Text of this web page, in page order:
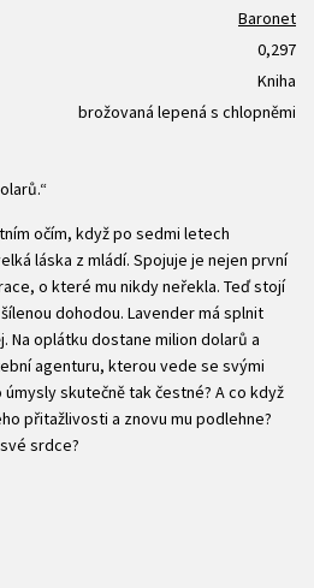
Baronet
0,297
Kniha
brožovaná lepená s chlopněmi
očím, když po sedmi letech
láska z mládí. Spojuje je nejen první
o které mu nikdy neřekla. Teď stojí
dohodou. Lavender má splnit
Na oplátku dostane milion dolarů a
agenturu, kterou vede se svými
skutečně tak čestné? A co když
přitažlivosti a znovu mu podlehne?
srdce?